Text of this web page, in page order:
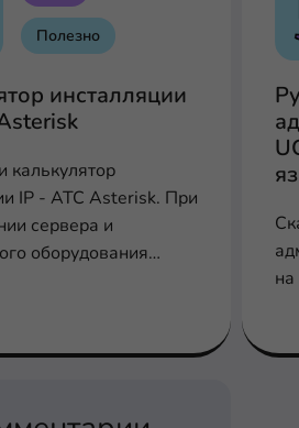
Полезно
инсталляции
калькулятор
IP - АТС Asterisk. При
сервера и
оборудования